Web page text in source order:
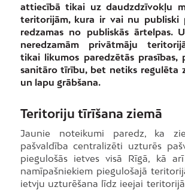
attiecībā tikai uz daudzdzīvokļu
teritorijām, kura ir vai nu publiski
redzamas no publiskās ārtelpas.
neredzamām privātmāju
tikai likumos paredzētās prasības,
sanitāro tīrību, bet netiks regulēta
un lapu grābšana.
Teritoriju tīrīšana ziemā
Jaunie noteikumi paredz, ka
pašvaldība centralizēti uzturēs
piegulošās ietves visā Rīgā, kā
namīpašniekiem piegulošajā
ietvju uzturēšana līdz ieejai